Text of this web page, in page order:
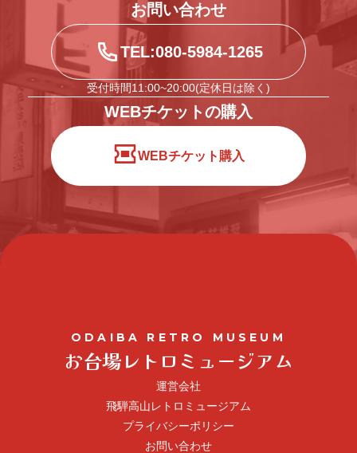
お問い合わせ
TEL:080-5984-1265
受付時間11:00~20:00(定休日は除く)
WEBチケットの購入
WEBチケット購入
ODAIBA RETRO MUSEUM
お台場レトロミュージアム
運営会社
飛騨高山レトロミュージアム
プライバシーポリシー
お問い合わせ